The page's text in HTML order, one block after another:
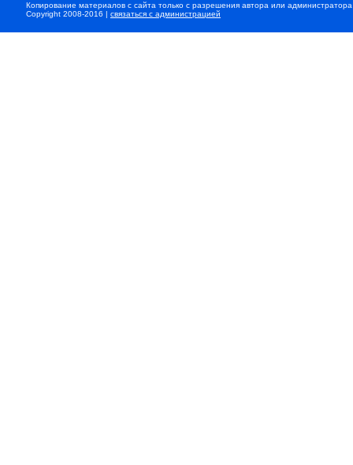
Копирование материалов с сайта только с разрешения автора или
Copyright 2008-2016 | связаться с администрацией